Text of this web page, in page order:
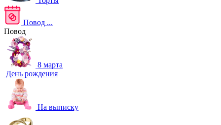
Повод ...
Повод
8 марта
День рождения
На выписку